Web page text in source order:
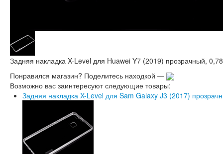
Задняя накладка X-Level для Huawei Y7 (2019) прозрачный, 0,78
Понравился магазин? Поделитесь находкой —
Возможно вас заинтересуют следующие товары:
Задняя накладка X-Level для Sam Galaxy J3 (2017)